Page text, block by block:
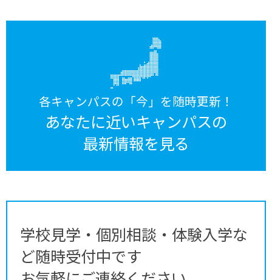
各キャンパスの「今」を随時更新！
あなたに近いキャンパスの
最新情報を見る
学校見学・個別相談・体験入学な
ど随時受付中です